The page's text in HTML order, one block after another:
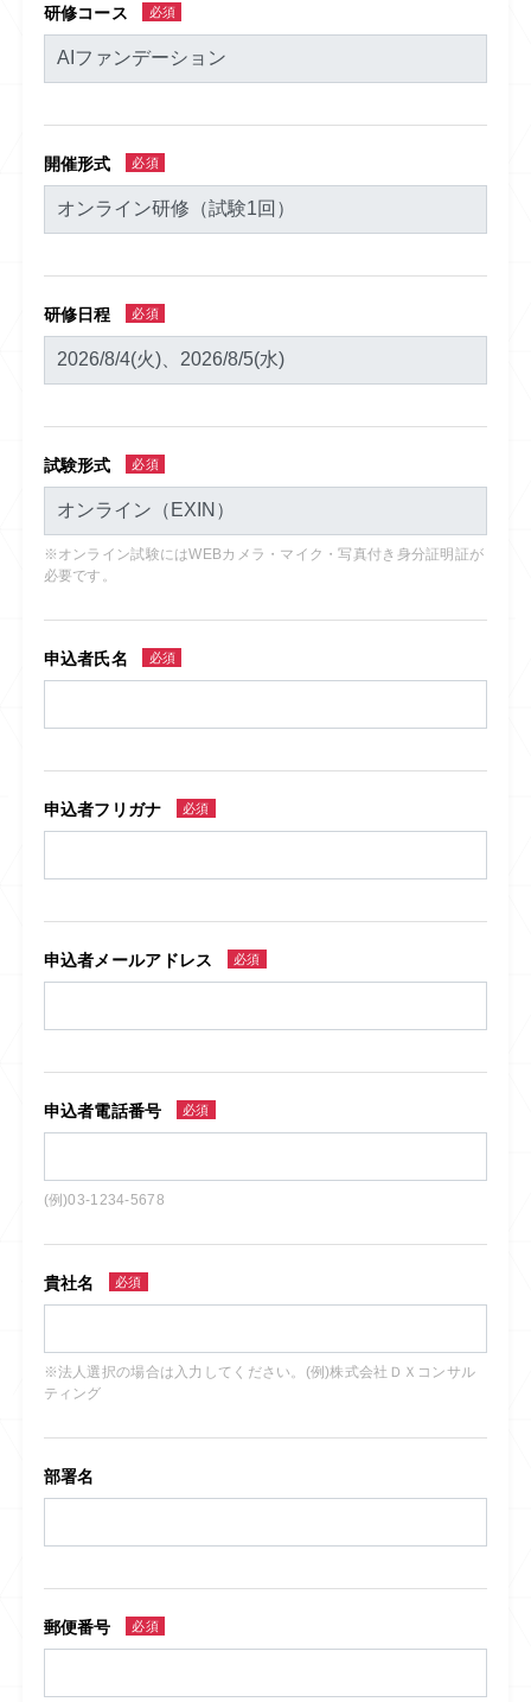
研修コース 必須
開催形式 必須
研修日程 必須
試験形式 必須
※オンライン試験にはWEBカメラ・マイク・写真付き身分証明証が
必要です。
申込者氏名 必須
申込者フリガナ 必須
申込者メールアドレス 必須
申込者電話番号 必須
(例)03-1234-5678
貴社名 必須
※法人選択の場合は入力してください。(例)株式会社ＤＸコンサル
ティング
部署名
郵便番号 必須